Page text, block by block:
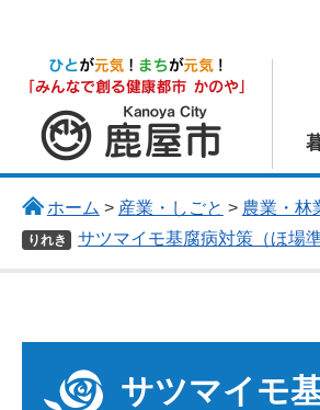
鹿屋市
ホーム > 産業・しごと > 農業・林
りれき サツマイモ基腐病対策（ほ場
サツマイモ